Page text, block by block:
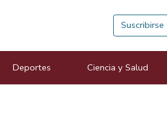
Suscribirse
Deportes Ciencia y Salud